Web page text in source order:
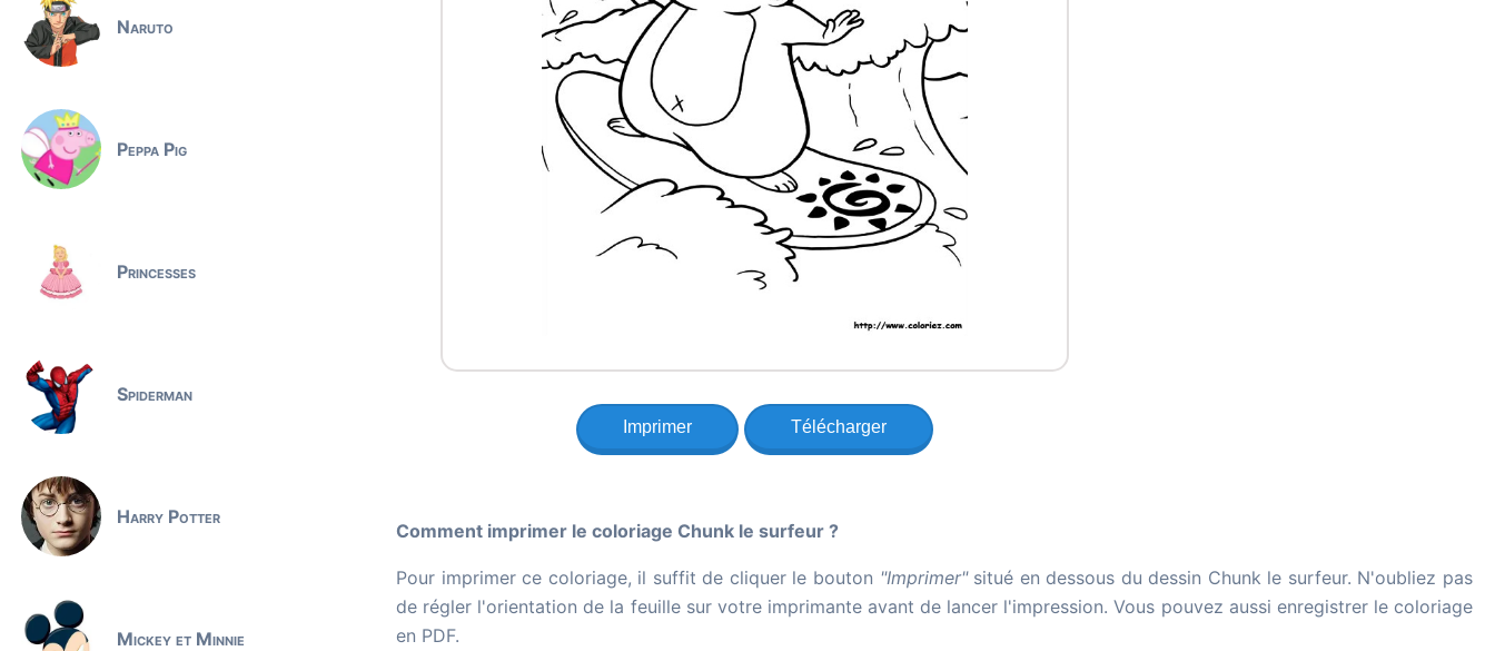
Naruto
Peppa Pig
Princesses
Spiderman
Harry Potter
Mickey et Minnie
Imprimer Télécharger
Comment imprimer le coloriage Chunk le surfeur ?
Pour imprimer ce coloriage, il suffit de cliquer le bouton "Imprimer"situé en dessous du dessin Chunk le surfeur. N'oubliez pas
de régler l'orientation de la feuille sur votre imprimante avant de lancer l'impression. Vous pouvez aussi enregistrer le coloriage
en PDF.